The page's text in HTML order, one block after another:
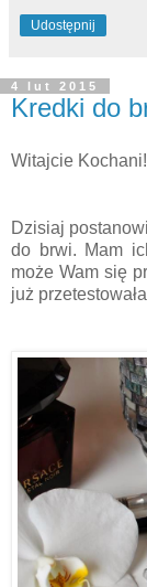
Udostępnij
4 lut 2015
Kredki do
Witajcie Kochani!
Dzisiaj
do brwi. Mam
może Wam się
już